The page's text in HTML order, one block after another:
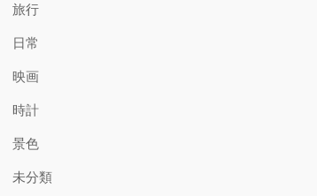
旅行
日常
映画
時計
景色
未分類